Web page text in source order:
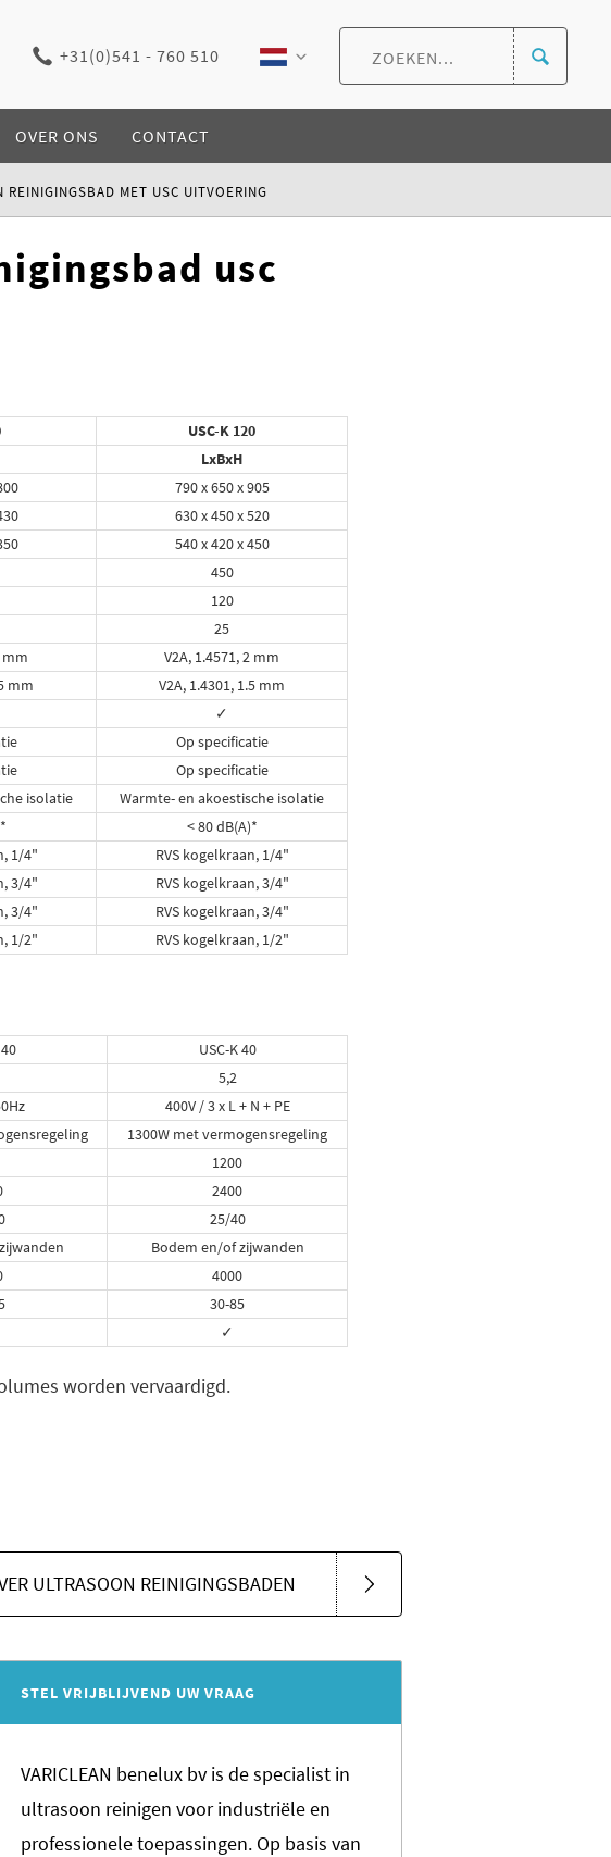
+31(0)541 - 760 510
OVER ONS CONTACT
REINIGINGSBAD MET USC UITVOERING
usc
USC-K 120
LxBxH
790 x 650 x 905
630 x 450 x 520
540 x 420 x 450
450
120
25
mm
V2A, 1.4571, 2 mm
mm
V2A, 1.4301, 1.5 mm
✓
Op specificatie
Op specificatie
isolatie
Warmte- en akoestische isolatie
< 80 dB(A)*
1/4"
RVS kogelkraan, 1/4"
3/4"
RVS kogelkraan, 3/4"
3/4"
RVS kogelkraan, 3/4"
1/2" RVS kogelkraan, 1/2"
USC-K 40
5,2
400V / 3 x L + N + PE
1300W met vermogensregeling
1200
2400
25/40
Bodem en/of zijwanden
4000
30-85
✓
worden vervaardigd.
ULTRASOON REINIGINGSBADEN
STEL VRIJBLIJVEND UW VRAAG
VARICLEAN benelux bv is de specialist in
ultrasoon reinigen voor industriële en
professionele toepassingen. Op basis van